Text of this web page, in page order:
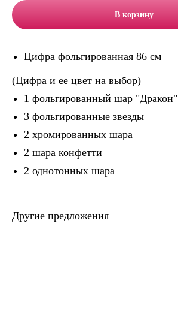
В корзину
Цифра фольгированная 86 см
(Цифра и ее цвет на выбор)
1 фольгированный шар "Дракон"
3 фольгированные звезды
2 хромированных шара
2 шара конфетти
2 однотонных шара
Другие предложения